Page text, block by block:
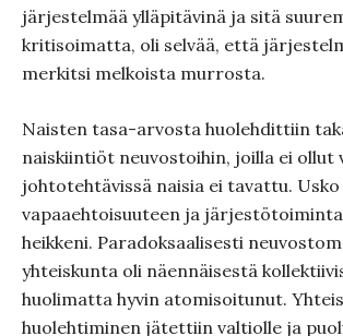
järjestelmää ylläpitävinä ja sitä
kritisoimatta, oli selvää, että
merkitsi melkoista murrosta.
Naisten tasa-arvosta huolehdittiin
naiskiintiöt neuvostoihin, joilla ei ollut
johtotehtävissä naisia ei tavattu. Usko
vapaaehtoisuuteen ja
heikkeni. Paradoksaalisesti
yhteiskunta oli näennäisestä
huolimatta hyvin atomisoitunut.
huolehtiminen jätettiin valtiolle ja